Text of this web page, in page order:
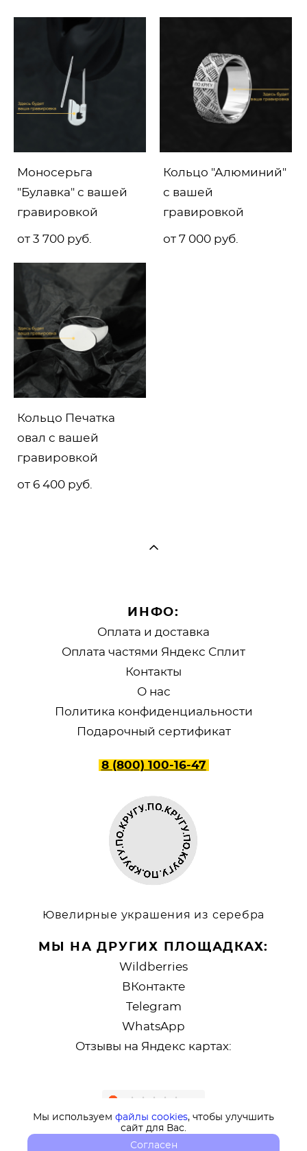
Мы используем файлы cookies, чтобы улучшить
сайт для Вас.
Согласен
Моносерьга
"Булавка" с вашей
гравировкой
от 3 700 pуб.
Кольцо "Алюминий"
с вашей
гравировкой
от 7 000 pуб.
Кольцо Печатка
овал с вашей
гравировкой
от 6 400 pуб.
ИНФО:
Оплата и доставка
Оплата частями Яндекс Сплит
Контакты
О нас
Политика конфиденциальности
Подарочный сертификат
8 (800) 100-16-47
Ювелирные украшения из серебра
МЫ НА ДРУГИХ ПЛОЩАДКАХ:
Wildberries
ВКонтакте
Telegram
WhatsApp
Отзывы на Яндекс картах: